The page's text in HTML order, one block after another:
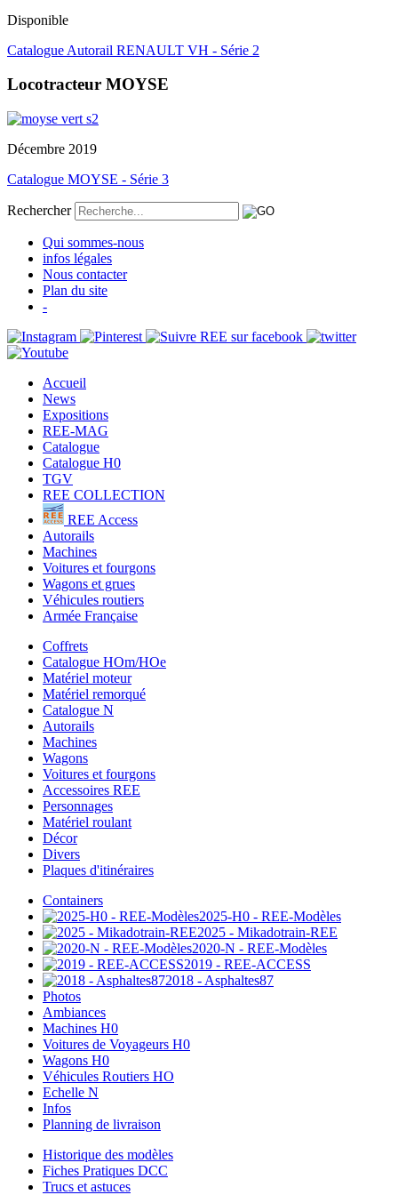
Disponible
Catalogue Autorail RENAULT VH - Série 2
Locotracteur MOYSE
Décembre 2019
Catalogue MOYSE - Série 3
Rechercher
Qui sommes-nous
infos légales
Nous contacter
Plan du site
-
Accueil
News
Expositions
REE-MAG
Catalogue
Catalogue H0
TGV
REE COLLECTION
REE Access
Autorails
Machines
Voitures et fourgons
Wagons et grues
Véhicules routiers
Armée Française
Coffrets
Catalogue HOm/HOe
Matériel moteur
Matériel remorqué
Catalogue N
Autorails
Machines
Wagons
Voitures et fourgons
Accessoires REE
Personnages
Matériel roulant
Décor
Divers
Plaques d'itinéraires
Containers
2025-H0 - REE-Modèles
2025 - Mikadotrain-REE
2020-N - REE-Modèles
2019 - REE-ACCESS
2018 - Asphaltes87
Photos
Ambiances
Machines H0
Voitures de Voyageurs H0
Wagons H0
Véhicules Routiers HO
Echelle N
Infos
Planning de livraison
Historique des modèles
Fiches Pratiques DCC
Trucs et astuces